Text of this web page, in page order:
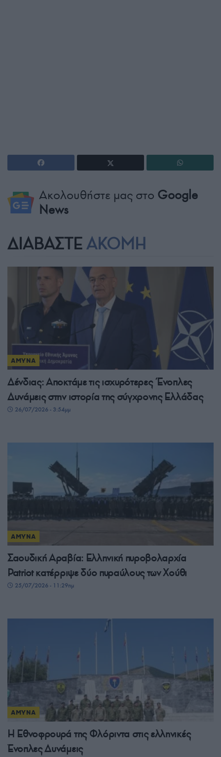
Ακολουθήστε μας στο Google
News
ΔΙΑΒΑΣΤΕ ΑΚΟΜΗ
ΑΜΥΝΑ
Δένδιας: Αποκτάμε τις ισχυρότερες Ένοπλες
Δυνάμεις στην ιστορία της σύγχρονης Ελλάδας
26/07/2026 - 3:54μμ
ΑΜΥΝΑ
Σαουδική Αραβία: Ελληνική πυροβολαρχία
Patriot κατέρριψε δύο πυραύλους των Χούθι
25/07/2026 - 11:29πμ
ΑΜΥΝΑ
Η Εθνοφρουρά της Φλόριντα στις ελληνικές
Ένοπλες Δυνάμεις